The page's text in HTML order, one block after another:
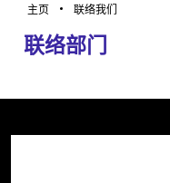
主页 联络我们
联络部门